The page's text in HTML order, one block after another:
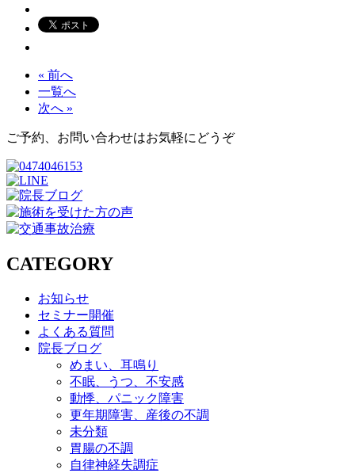
« 前へ
一覧へ
次へ »
ご予約、お問い合わせはお気軽にどうぞ
CATEGORY
お知らせ
セミナー開催
よくある質問
院長ブログ
めまい、耳鳴り
不眠、うつ、不安感
動悸、パニック障害
更年期障害、産後の不調
未分類
胃腸の不調
自律神経失調症